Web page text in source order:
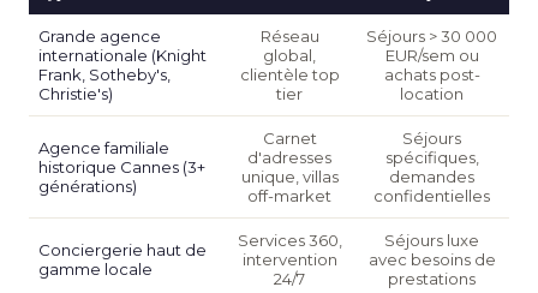
Grande agence
internationale (Knight
Frank, Sotheby's,
Christie's)
Réseau
global,
clientèle top
tier
Séjours > 30 000
EUR/sem ou
achats post-
location
Agence familiale
historique Cannes (3+
générations)
Carnet
d'adresses
unique, villas
off-market
Séjours
spécifiques,
demandes
confidentielles
Conciergerie haut de
gamme locale
Services 360,
intervention
24/7
Séjours luxe
avec besoins de
prestations